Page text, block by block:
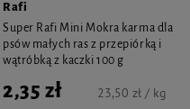
Rafi
Super Rafi Mini Mokra karma dla
psów małych ras z przepiórką i
wątróbką z kaczki 100 g
2,35 zł 23,50 zł / kg